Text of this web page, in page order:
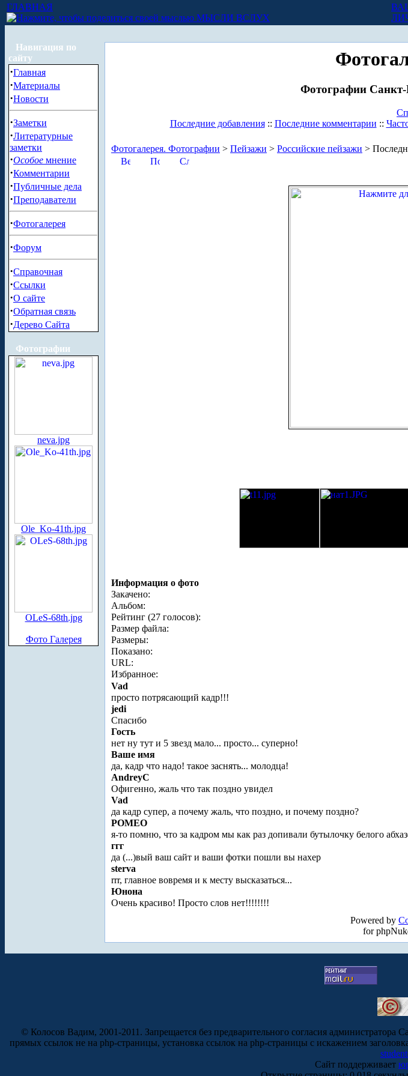
ГЛАВНАЯ
МЫСЛИ ВСЛУХ
Навигация по
сайту
·Главная
·Материалы
·Новости
·Заметки
·Литературные
заметки
·Особое мнение
·Комментарии
·Публичные дела
·Преподаватели
·Фотогалерея
·Форум
·Справочная
·Ссылки
·О сайте
·Обратная связь
·Дерево Сайта
Фотографии
neva.jpg
Ole_Ko-41th.jpg
OLeS-68th.jpg
Фото Галерея
Фотографии Санкт-
Последние добавления:: Последние комментарии ::
Фотогалерея. Фотографии > Пейзажи > Российские пейзажи >
Информация о фото
Закачено:
Альбом:
Рейтинг (27 голосов):
Размер файла:
Размеры:
Показано:
URL:
Избранное:
Vad
просто потрясающий кадр!!!
jedi
Спасибо
Гость
нет ну тут и 5 звезд мало... просто... суперно!
Ваше имя
да, кадр что надо! такое заснять... молодца!
AndreyC
Офигенно, жаль что так поздно увидел
Vad
да кадр супер, а почему жаль, что поздно, и почему поздно?
POMEO
я-то помню, что за кадром мы как раз допивали бутылочку белого
ггг
да (...)вый ваш сайт и ваши фотки пошли вы нахер
sterva
rrr, главное вовремя и к месту высказаться...
Юнона
Очень красиво! Просто слов нет!!!!!!!!
Powered by
for
© Колосов Вадим, 2001-2011. Запрещается без предварительного согласия администратора
прямых ссылок не на php-страницы, установка ссылок на php-страницы с искажением
Сайт поддерживает